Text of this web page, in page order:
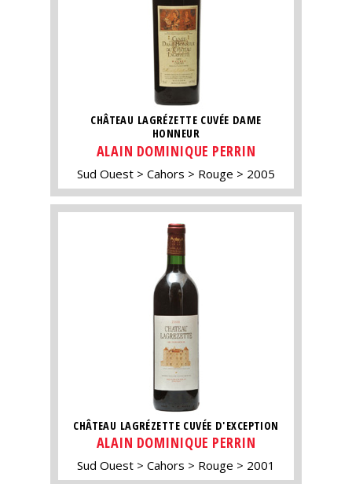
CHÂTEAU LAGRÉZETTE CUVÉE DAME
HONNEUR
ALAIN DOMINIQUE PERRIN
Sud Ouest Cahors Rouge 2005
CHÂTEAU LAGRÉZETTE CUVÉE D'EXCEPTION
ALAIN DOMINIQUE PERRIN
Sud Ouest Cahors Rouge 2001